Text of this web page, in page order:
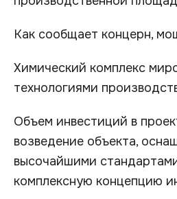
Как сообщает концерн,
Химический комплекс
технологиями
Объем инвестиций в
возведение объекта,
высочайшими
комплексную концепцию